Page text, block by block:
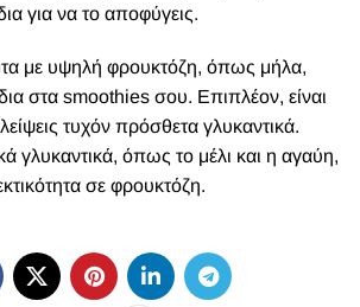
για να το αποφύγεις.
με υψηλή φρουκτόζη, όπως μήλα,
στα smoothies σου. Επιπλέον, είναι
τυχόν πρόσθετα γλυκαντικά.
γλυκαντικά, όπως το μέλι και η αγαύη,
σε φρουκτόζη.